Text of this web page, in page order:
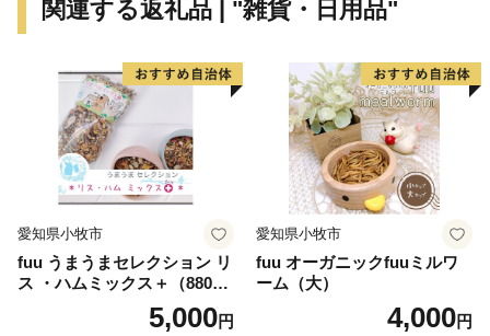
江戸時代には、日光例幣使街道の宿場町として栄え、市
町として発展を遂げました。
喜多川歌麿ゆかりの地でもあり、現在も蔵作りの建物を
中心とする歴史的な街並みが残っており、多くの観光客
が訪れています。
また、米、イチゴ、ぶどうをはじめとする多彩な農産物
を生産する県内有数の農業地帯でもあり、食の地域ブラ
関連する返礼品 | "雑貨・日用品"
愛知県小牧市
fuu うまうまセレクション リ
ス ・ハムミックス＋（880
5,000円
愛知県小牧市
fuu オーガニックfuuミルワ
ーム（大）
4,000円